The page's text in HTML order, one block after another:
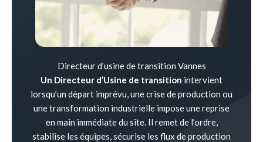
Directeur d’usine de transition Vannes
Un Directeur d’Usine de transition intervient
lorsqu’un départ imprévu, une crise de production ou
une transformation industrielle impose une reprise
en main immédiate du site. Il remet de l’ordre,
stabilise les équipes, sécurise les flux de production